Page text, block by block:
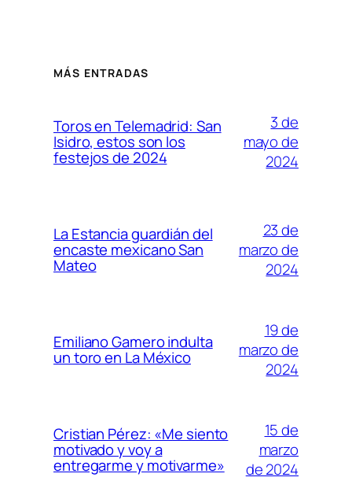
MÁS ENTRADAS
Toros en Telemadrid: San
Isidro, estos son los
festejos de 2024
3 de
mayo de
2024
La Estancia guardián del
encaste mexicano San
Mateo
23 de
marzo de
2024
Emiliano Gamero indulta
un toro en La México
19 de
marzo de
2024
Cristian Pérez: «Me siento
motivado y voy a
entregarme y motivarme»
15 de
marzo
de 2024